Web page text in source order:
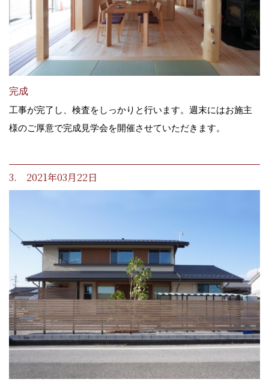
完成
工事が完了し、検査をしっかりと行います。週末にはお施主
様のご厚意で完成見学会を開催させていただきます。
3. 2021年03月22日